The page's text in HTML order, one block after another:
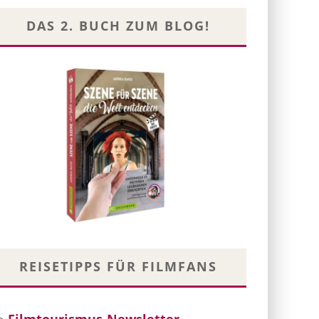
DAS 2. BUCH ZUM BLOG!
REISETIPPS FÜR FILMFANS